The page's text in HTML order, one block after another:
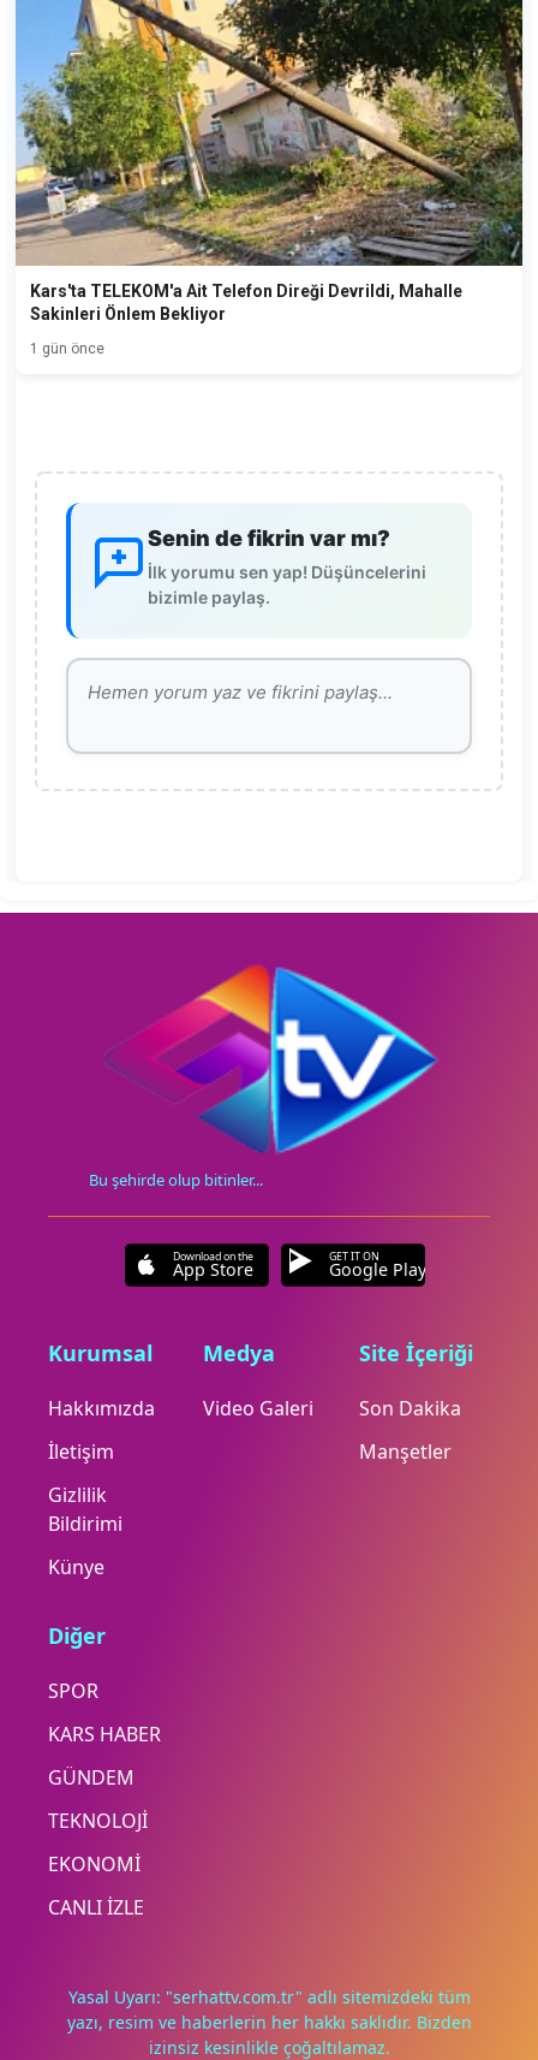
Kars'ta TELEKOM'a Ait Telefon Direği Devrildi, Mahalle
Sakinleri Önlem Bekliyor
1 gün önce
Senin de fikrin var mı?
İlk yorumu sen yap! Düşüncelerini
bizimle paylaş.
Bu şehirde olup bitinler...
Download on the
App Store
GET IT ON
Google Play
Kurumsal
Hakkımızda
İletişim
Gizlilik
Bildirimi
Künye
Medya
Video Galeri
Site İçeriği
Son Dakika
Manşetler
Diğer
SPOR
KARS HABER
GÜNDEM
TEKNOLOJİ
EKONOMİ
CANLI İZLE
Yasal Uyarı: "serhattv.com.tr" adlı sitemizdeki tüm
yazı, resim ve haberlerin her hakkı saklıdır. Bizden
izinsiz kesinlikle çoğaltılamaz.